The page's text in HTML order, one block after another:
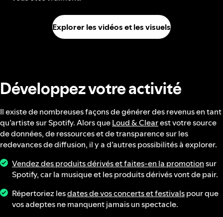
Explorer les vidéos et les visuels
Développez votre activité
Il existe de nombreuses façons de générer des revenus en tant
qu’artiste sur Spotify. Alors queLoud & Clearest votre source
de données, de ressources et de transparence sur les
redevances de diffusion, il y a d’autres possibilités à explorer.
Vendez des produits dérivés et faites-en la promotionsur
Spotify, car la musique et les produits dérivés vont de pair.
Répertoriez lesdates de vos concerts et festivalspour que
vos adeptes ne manquent jamais un spectacle.